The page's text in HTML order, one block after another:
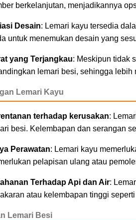
berkelanjutan, menjadikannya
Desain: Lemari kayu tersedia
untuk menemukan desain yang
yang Terjangkau: Meskipun tidak
lemari besi, sehingga
Lemari Kayu
terhadap kerusakan:
besi. Kelembapan dan serangan
Perawatan: Lemari kayu
pelapisan ulang atau
Terhadap Api dan Air:
atau kelembapan tinggi
Lemari Besi